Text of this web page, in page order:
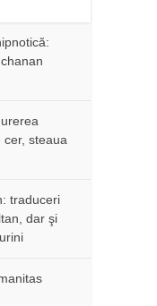
cer, steaua
traduceri
dar şi